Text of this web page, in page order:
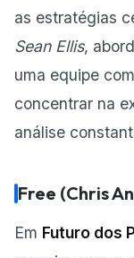
as estratégias
Sean Ellis,
uma equipe
concentrar na
análise
Free (Chris
Em Futuro dos